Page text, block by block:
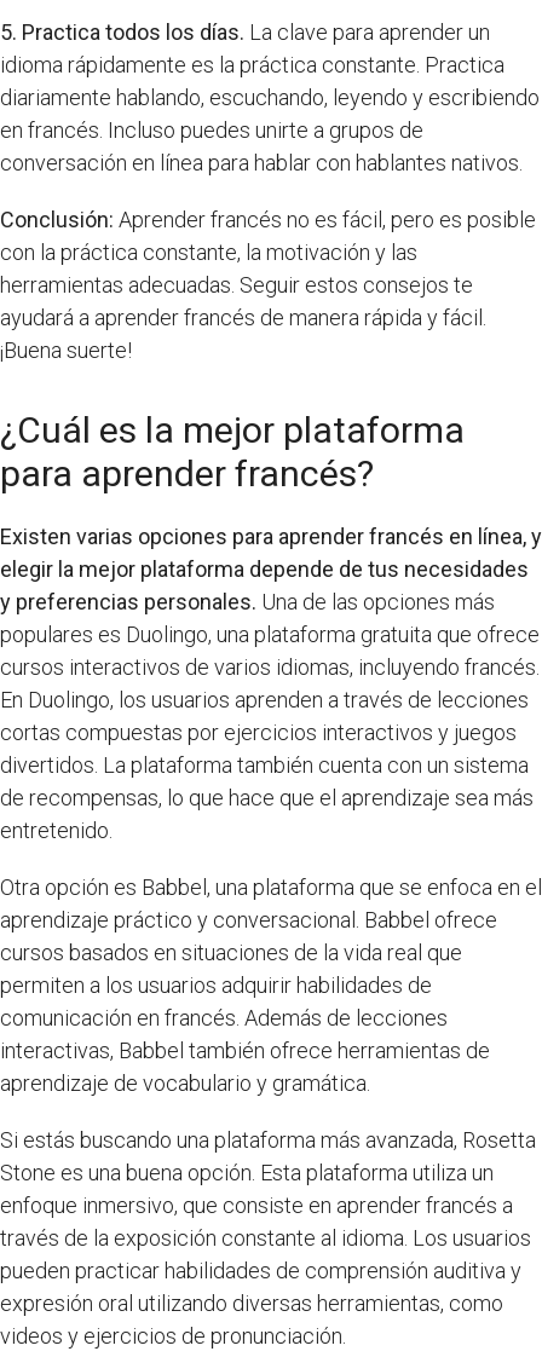
5. Practica todos los días. La clave para aprender un
idioma rápidamente es la práctica constante. Practica
diariamente hablando, escuchando, leyendo y escribiendo
en francés. Incluso puedes unirte a grupos de
conversación en línea para hablar con hablantes nativos.
Conclusión: Aprender francés no es fácil, pero es posible
con la práctica constante, la motivación y las
herramientas adecuadas. Seguir estos consejos te
ayudará a aprender francés de manera rápida y fácil.
¡Buena suerte!
¿Cuál es la mejor plataforma
para aprender francés?
Existen varias opciones para aprender francés en línea, y
elegir la mejor plataforma depende de tus necesidades
y preferencias personales. Una de las opciones más
populares es Duolingo, una plataforma gratuita que ofrece
cursos interactivos de varios idiomas, incluyendo francés.
En Duolingo, los usuarios aprenden a través de lecciones
cortas compuestas por ejercicios interactivos y juegos
divertidos. La plataforma también cuenta con un sistema
de recompensas, lo que hace que el aprendizaje sea más
entretenido.
Otra opción es Babbel, una plataforma que se enfoca en el
aprendizaje práctico y conversacional. Babbel ofrece
cursos basados en situaciones de la vida real que
permiten a los usuarios adquirir habilidades de
comunicación en francés. Además de lecciones
interactivas, Babbel también ofrece herramientas de
aprendizaje de vocabulario y gramática.
Si estás buscando una plataforma más avanzada, Rosetta
Stone es una buena opción. Esta plataforma utiliza un
enfoque inmersivo, que consiste en aprender francés a
través de la exposición constante al idioma. Los usuarios
pueden practicar habilidades de comprensión auditiva y
expresión oral utilizando diversas herramientas, como
videos y ejercicios de pronunciación.